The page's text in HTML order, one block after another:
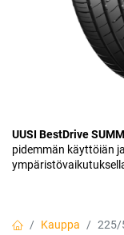
UUSI BestDrive
pidemmän käyttöiän
Kauppa 225/